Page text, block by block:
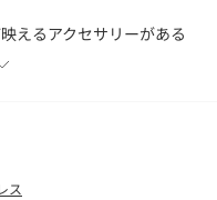
えるアクセサリーがある
引き立ちます。
ス